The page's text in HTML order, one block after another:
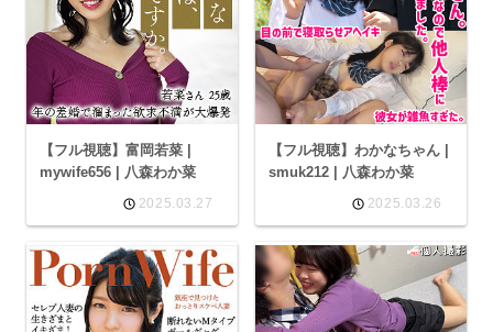
【フル視聴】富岡若菜 |
mywife656 | 八森わか菜
2025.03.27
【フル視聴】わかなちゃん |
smuk212 | 八森わか菜
2025.03.26